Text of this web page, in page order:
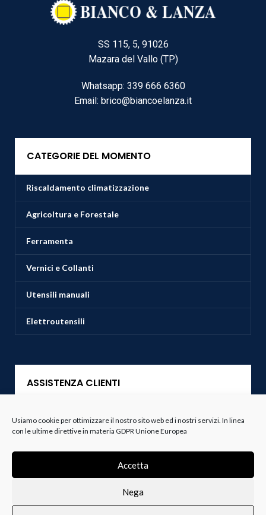
Usiamo cookie per ottimizzare il nostro sito web ed i nostri servizi. In linea
con le ultime direttive in materia GDPR Unione Europea
Accetta
Nega
SS 115, 5, 91026
Mazara del Vallo (TP)
Whatsapp: 339 666 6360
Email: brico@biancoelanza.it
CATEGORIE DEL MOMENTO
Riscaldamento climatizzazione
Agricoltura e Forestale
Ferramenta
Vernici e Collanti
Utensili manuali
Elettroutensili
ASSISTENZA CLIENTI